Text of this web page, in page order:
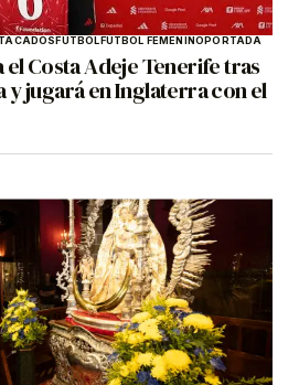
FÚTBOL FÚTBOL FEMENINO PORTADA
el Costa Adeje Tenerife tras
y jugará en Inglaterra con el